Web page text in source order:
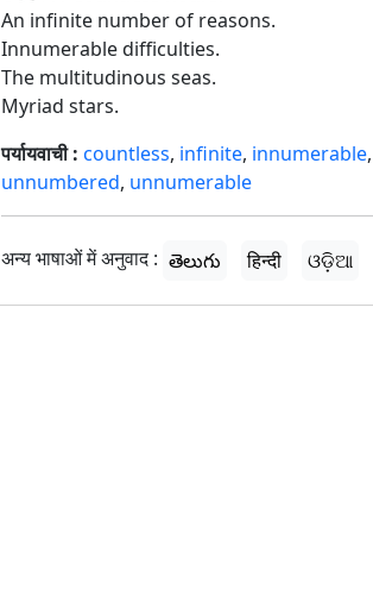
An infinite number of reasons.
Innumerable difficulties.
The multitudinous seas.
Myriad stars.
पर्यायवाची : countless, infinite, innumerable,
unnumbered, unnumerable
अन्य भाषाओं में अनुवाद : తెలుగు हिन्दी ଓଡ଼ିଆ